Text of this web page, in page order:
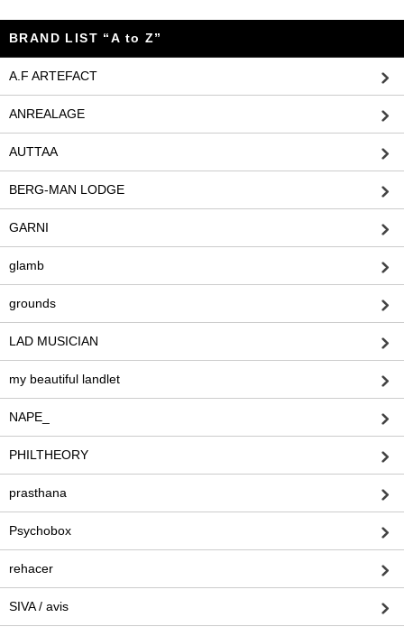
BRAND LIST “A to Z”
A.F ARTEFACT
ANREALAGE
AUTTAA
BERG-MAN LODGE
GARNI
glamb
grounds
LAD MUSICIAN
my beautiful landlet
NAPE_
PHILTHEORY
prasthana
Psychobox
rehacer
SIVA / avis